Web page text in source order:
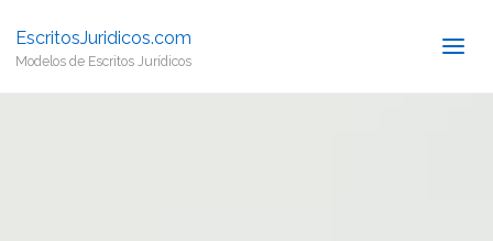
EscritosJuridicos.com
Modelos de Escritos Jurídicos